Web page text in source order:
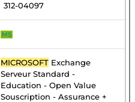
312-04097
MS
MICROSOFT Exchange
Serveur Standard -
Education - Open Value
Souscription - Assurance +